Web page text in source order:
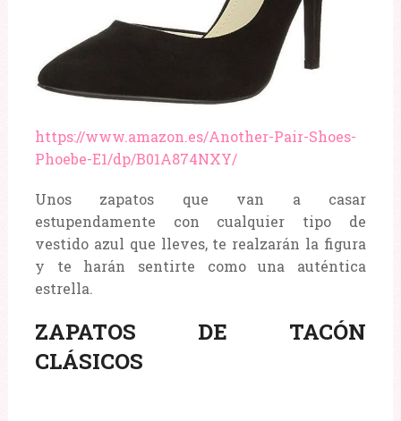
https://www.amazon.es/Another-Pair-Shoes-
Phoebe-E1/dp/B01A874NXY/
Unos zapatos que van a casar
estupendamente con cualquier tipo de
vestido azul que lleves, te realzarán la figura
y te harán sentirte como una auténtica
estrella.
ZAPATOS DE TACÓN
CLÁSICOS